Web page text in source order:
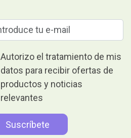
Autorizo el tratamiento de mis
datos para recibir ofertas de
productos y noticias
relevantes